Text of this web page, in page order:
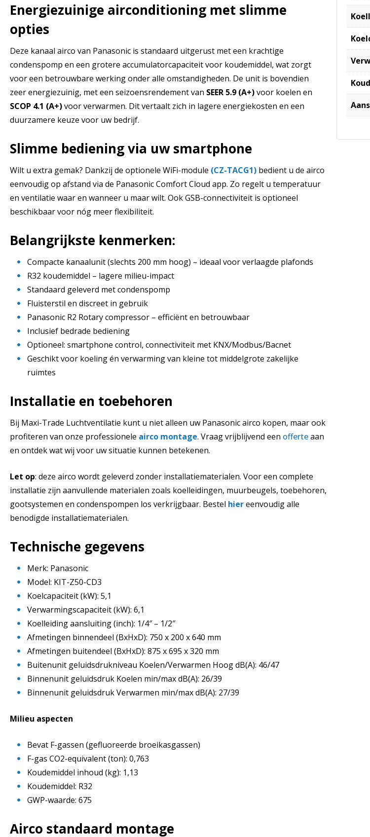
Energiezuinige airconditioning met slimme
opties
Deze kanaal airco van Panasonic is standaard uitgerust met een krachtige
condenspomp en een grotere accumulatorcapaciteit voor koudemiddel, wat zorgt
voor een betrouwbare werking onder alle omstandigheden. De unit is bovendien
zeer energiezuinig, met een seizoensrendement van SEER 5.9 (A+)voor koelen en
SCOP 4.1 (A+)voor verwarmen. Dit vertaalt zich in lagere energiekosten en een
duurzamere keuze voor uw bedrijf.
Slimme bediening via uw smartphone
Wilt u extra gemak? Dankzij de optionele WiFi-module (CZ-TACG1) bedient u de airco
eenvoudig op afstand via de Panasonic Comfort Cloud app. Zo regelt u temperatuur
en ventilatie waar en wanneer u maar wilt. Ook GSB-connectiviteit is optioneel
beschikbaar voor nóg meer flexibiliteit.
Belangrijkste kenmerken:
Compacte kanaalunit (slechts 200 mm hoog) – ideaal voor verlaagde plafonds
R32 koudemiddel – lagere milieu-impact
Standaard geleverd met condenspomp
Fluisterstil en discreet in gebruik
Panasonic R2 Rotary compressor – efficiënt en betrouwbaar
Inclusief bedrade bediening
Optioneel: smartphone control, connectiviteit met KNX/Modbus/Bacnet
Geschikt voor koeling én verwarming van kleine tot middelgrote zakelijke
ruimtes
Installatie en toebehoren
Bij Maxi-Trade Luchtventilatie kunt u niet alleen uw Panasonic airco kopen, maar ook
profiteren van onze professionele airco montage. Vraag vrijblijvend een offerteaan
en ontdek wat wij voor uw situatie kunnen betekenen.
Let op: deze airco wordt geleverd zonder installatiematerialen. Voor een complete
installatie zijn aanvullende materialen zoals koelleidingen, muurbeugels, toebehoren,
gootsystemen en condenspompen los verkrijgbaar. Bestel hiereenvoudig alle
benodigde installatiematerialen.
Technische gegevens
Merk: Panasonic
Model: KIT-Z50-CD3
Koelcapaciteit (kW): 5,1
Verwarmingscapaciteit (kW): 6,1
Koelleiding aansluiting (inch): 1/4″ – 1/2″
Afmetingen binnendeel (BxHxD): 750 x 200 x 640 mm
Afmetingen buitendeel (BxHxD): 875 x 695 x 320 mm
Buitenunit geluidsdrukniveau Koelen/Verwarmen Hoog dB(A): 46/47
Binnenunit geluidsdruk Koelen min/max dB(A): 26/39
Binnenunit geluidsdruk Verwarmen min/max dB(A): 27/39
Milieu aspecten
Bevat F-gassen (gefluoreerde broeikasgassen)
F-gas CO2-equivalent (ton): 0,763
Koudemiddel inhoud (kg): 1,13
Koudemiddel: R32
GWP-waarde: 675
Airco standaard montage